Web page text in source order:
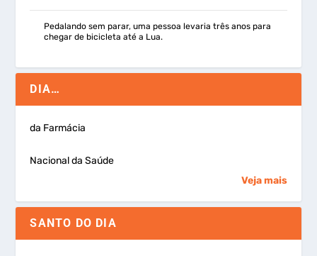
Pedalando sem parar, uma pessoa levaria três anos para
chegar de bicicleta até a Lua.
DIA…
da Farmácia
Nacional da Saúde
Veja mais
SANTO DO DIA